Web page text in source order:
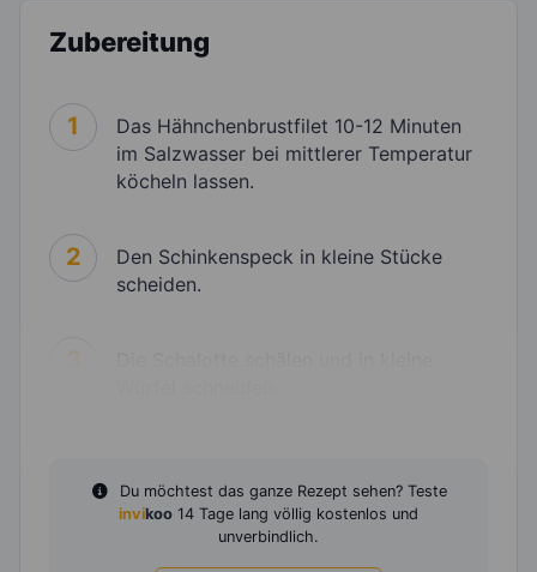
Zubereitung
1
Das Hähnchenbrustfilet 10-12 Minuten
im Salzwasser bei mittlerer Temperatur
köcheln lassen.
2
Den Schinkenspeck in kleine Stücke
scheiden.
Du möchtest das ganze Rezept sehen? Teste
invikoo 14 Tage lang völlig kostenlos und
unverbindlich.